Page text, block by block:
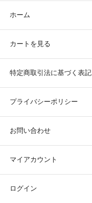
ホーム
カートを見る
特定商取引法に基づく表記
プライバシーポリシー
お問い合わせ
マイアカウント
ログイン